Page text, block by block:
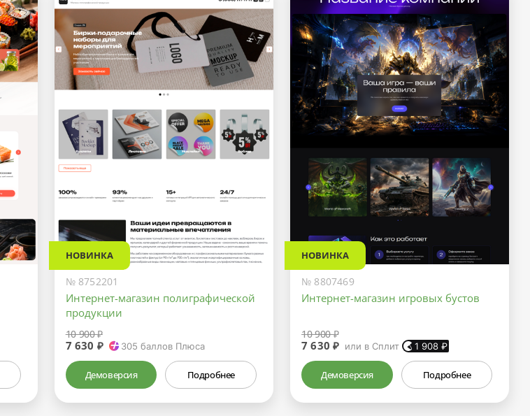
НОВИНКА
№ 8752201
Интернет-магазин полиграфической
продукции
10 900 ₽
7 630 ₽ 305 баллов Плюса
Демоверсия Подробнее
НОВИНКА
№ 8807469
Интернет-магазин игровых бустов
10 900 ₽
7 630 ₽ или в Сплит 1 908 ₽
Демоверсия Подробнее